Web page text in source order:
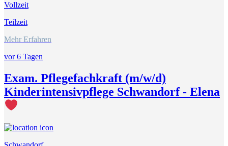
Vollzeit
Teilzeit
Mehr Erfahren
vor 6 Tagen
Exam. Pflegefachkraft (m/w/d)
Kinderintensivpflege Schwandorf - Elena